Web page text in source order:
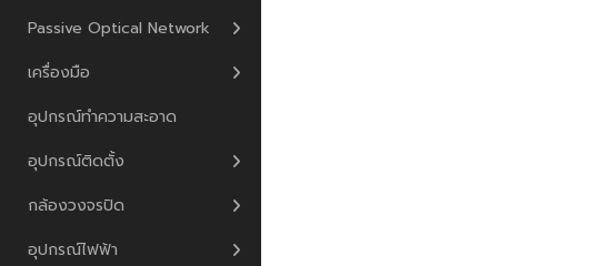
Passive Optical Network
เครื่องมือ
อุปกรณ์ทำความสะอาด
อุปกรณ์ติดตั้ง
กล้องวงจรปิด
อุปกรณ์ไฟฟ้า